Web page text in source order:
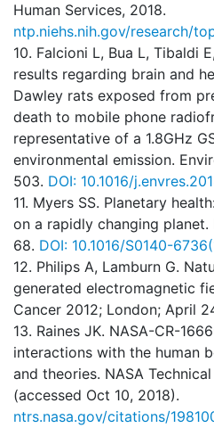
Human Services, 2018.
ntp.niehs.nih.gov/research/
10. Falcioni L, Bua L, Tibaldi
results regarding brain and
Dawley rats exposed from
death to mobile phone
representative of a 1.8GHz
environmental emission.
503. DOI: 10.1016/
11. Myers SS. Planetary
on a rapidly changing
68. DOI: 10.1016/S0140-
12. Philips A, Lamburn G.
generated electromagnetic
Cancer 2012; London; April
13. Raines JK. NASA-CR-
interactions with the human
and theories. NASA
(accessed Oct 10, 2018).
ntrs.nasa.gov/citations/